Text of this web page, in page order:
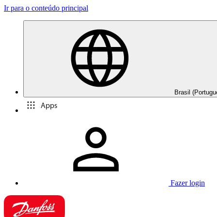
Ir para o conteúdo principal
Brasil
Apps
Fazer login